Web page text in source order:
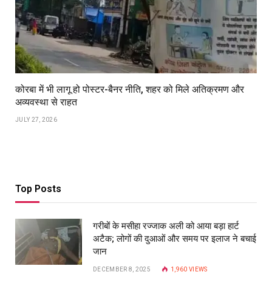
कोरबा में भी लागू हो पोस्टर-बैनर नीति, शहर को मिले अतिक्रमण और
अव्यवस्था से राहत
JULY 27, 2026
Top Posts
गरीबों के मसीहा रज्‍जाक अली को आया बड़ा हार्ट
अटैक; लोगों की दुआओं और समय पर इलाज ने बचाई
जान
DECEMBER 8, 2025 1,960 VIEWS